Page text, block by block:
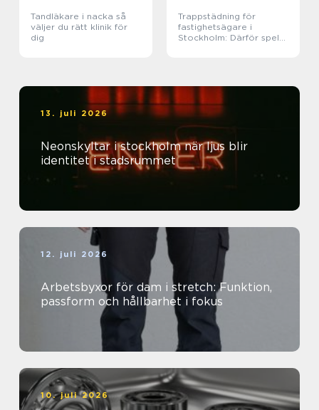
Tandläkare i nacka så
väljer du rätt klinik för
dig
Trappstädning för
fastighetsägare i
Stockholm: Därför spelar
13. juli 2026
Neonskyltar i stockholm när ljus blir
identitet i stadsrummet
12. juli 2026
Arbetsbyxor för dam i stretch: Funktion,
passform och hållbarhet i fokus
10. juli 2026